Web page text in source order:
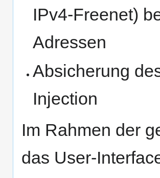
IPv4-Freenet)
Adressen
Absicherung
Injection
Im Rahmen der
das User-